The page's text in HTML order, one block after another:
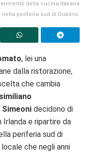
della cucina italiana
nella periferia sud di Dublino.
, lei una
dalla ristorazione,
che cambia
Simeoni decidono di
Irlanda e ripartire da
periferia sud di
locale che negli anni